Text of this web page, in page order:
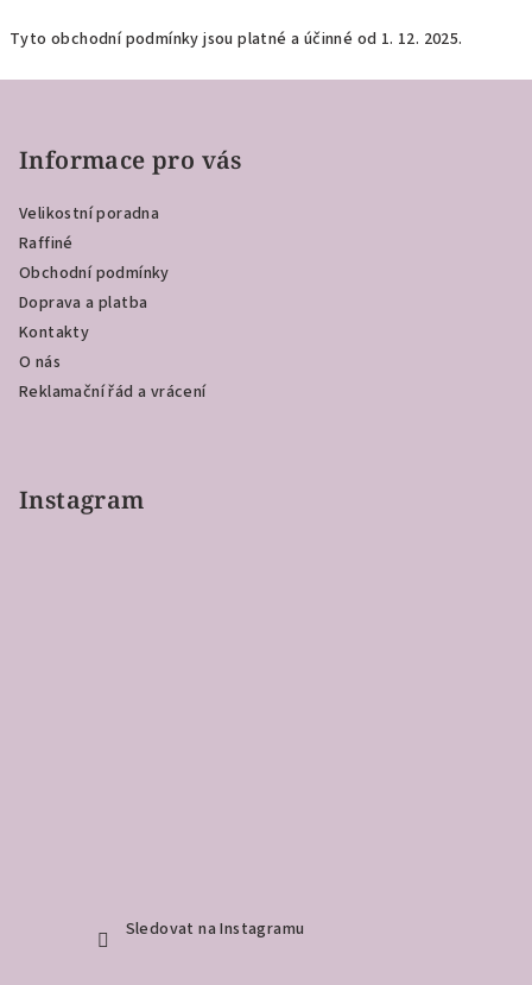
Tyto obchodní podmínky jsou platné a účinné od 1. 12. 2025.
Informace pro vás
Velikostní poradna
Raffiné
Obchodní podmínky
Doprava a platba
Kontakty
O nás
Reklamační řád a vrácení
Instagram
Sledovat na Instagramu